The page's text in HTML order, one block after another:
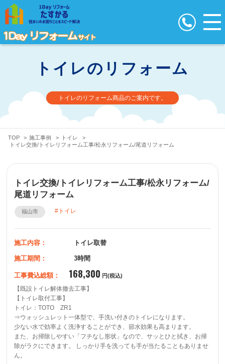
トイレのリフォーム
トイレのリフォーム商品のご案内です。
TOP > 施工事例 > トイレ
>
トイレ交換/トイレリフォーム工事/松永リフォーム/尾道リフォーム
トイレ交換/トイレリフォーム工事/松永リフォーム/
尾道リフォーム
福山市 トイレ
施工内容： トイレ取替
施工期間： 3時間
工事費込総額： 168,300 円(税込)
【既設トイレ解体撤去工事】
【トイレ取付工事】
トイレ：TOTO　ZR1
⇒ウォッシュレット一体型で、手洗い付きのトイレになります。
少ない水で効率よく洗浄することができ、節水効果も高まります。
また、お掃除しやすい「フチなし形状」なので、サッとひと拭き、お掃
除がラクにできます。 しっかり手を洗っても手が当たることもありませ